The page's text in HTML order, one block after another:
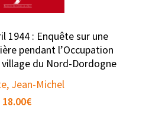
1944 : Enquête sur une
pendant l’Occupation
du Nord-Dordogne
Jean-Michel
18.00€